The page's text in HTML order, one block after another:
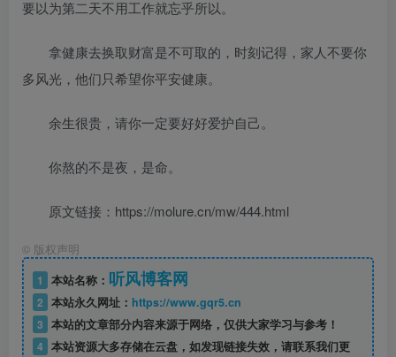
要以为第二天不用工作就忘乎所以。
拿健康去换取财富是不可取的，时刻记得，家人不要你
多风光，他们只希望你平安健康。
余生很贵，请你一定要好好爱护自己。
你熬的不是夜，是命。
原文链接：https://molure.cn/mw/444.html
© 版权声明
1
本站名称： 听风博客网
2 本站永久网址： https://www.gqr5.cn
3 本站的文章部分内容来源于网络，仅供大家学习与参考！
4 本站资源大多存储在云盘，如发现链接失效，请联系我们更